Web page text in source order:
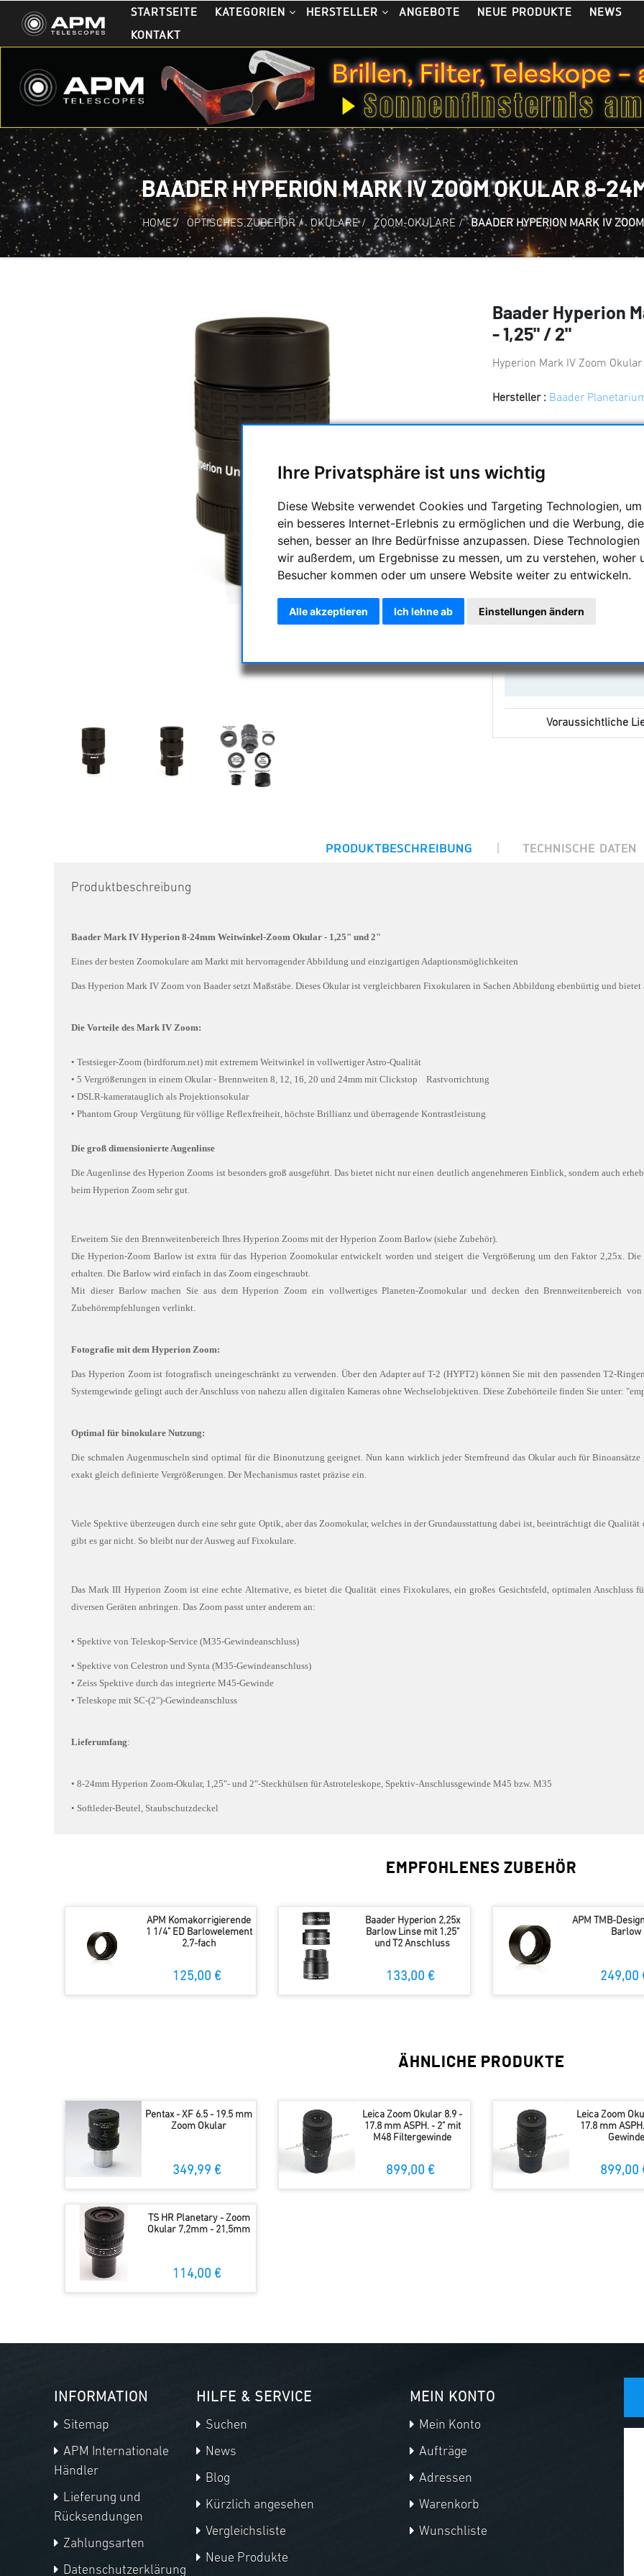
Ihre Privatsphäre ist uns wichtig
Diese Website verwendet Cookies und Targeting Technologien, um
ein besseres Internet-Erlebnis zu ermöglichen und die Werbung,
sehen, besser an Ihre Bedürfnisse anzupassen. Diese Technologien
wir außerdem, um Ergebnisse zu messen, um zu verstehen, woher
Besucher kommen oder um unsere Website weiter zu entwickeln.
Alle akzeptieren Ich lehne ab Einstellungen ändern
STARTSEITE KATEGORIEN HERSTELLER ANGEBOTE NEUE PRODUKTE
NEWS
KONTAKT
BAADER HYPERION MARK IV ZOOM OKULAR 8-
HOME / OPTISCHES ZUBEHÖR / OKULARE / ZOOM-OKULARE / BAADER HYPERION MARK IV
Baader Hyperion
- 1,25" / 2"
Hyperion Mark IV Zoom
Hersteller : Baader
Preis:275,00
Voraussichtliche
PRODUKTBESCHREIBUNG | TECHNISCHE DATEN
Produktbeschreibung
Baader Mark IV Hyperion 8-24mm Weitwinkel-Zoom Okular - 1,25" und 2"
Eines der besten Zoomokulare am Markt mit hervorragender Abbildung und einzigartigen Adaptionsmöglichkeiten
Das Hyperion Mark IV Zoom von Baader setzt Maßstäbe. Dieses Okular ist vergleichbaren Fixokularen in Sachen Abbildung ebenbürtig und
Die Vorteile des Mark IV Zoom:
• Testsieger-Zoom (birdforum.net) mit extremem Weitwinkel in vollwertiger Astro-Qualität
• 5 Vergrößerungen in einem Okular - Brennweiten 8, 12, 16, 20 und 24mm mit Clickstop Rastvorrichtung
• DSLR-kameratauglich als Projektionsokular
• Phantom Group Vergütung für völlige Reflexfreiheit, höchste Brillianz und überragende Kontrastleistung
Die groß dimensionierte Augenlinse
Die Augenlinse des Hyperion Zooms ist besonders groß ausgeführt. Das bietet nicht nur einen deutlich angenehmeren Einblick, sondern auch
beim Hyperion Zoom sehr gut.
Erweitern Sie den Brennweitenbereich Ihres Hyperion Zooms mit der Hyperion Zoom Barlow (siehe Zubehör).
Die Hyperion-Zoom Barlow ist extra für das Hyperion Zoomokular entwickelt worden und steigert die Vergrößerung um den Faktor 2,25x.
erhalten. Die Barlow wird einfach in das Zoom eingeschraubt.
Mit dieser Barlow machen Sie aus dem Hyperion Zoom ein vollwertiges Planeten-Zoomokular und decken den Brennweitenbereich
Zubehörempfehlungen verlinkt.
Fotografie mit dem Hyperion Zoom:
Das Hyperion Zoom ist fotografisch uneingeschränkt zu verwenden. Über den Adapter auf T-2 (HYPT2) können Sie mit den passenden T2-
Systemgewinde gelingt auch der Anschluss von nahezu allen digitalen Kameras ohne Wechselobjektiven. Diese Zubehörteile finden Sie unter:
Optimal für binokulare Nutzung:
Die schmalen Augenmuscheln sind optimal für die Binonutzung geeignet. Nun kann wirklich jeder Sternfreund das Okular auch für
exakt gleich definierte Vergrößerungen. Der Mechanismus rastet präzise ein.
Viele Spektive überzeugen durch eine sehr gute Optik, aber das Zoomokular, welches in der Grundausstattung dabei ist, beeinträchtigt die
gibt es gar nicht. So bleibt nur der Ausweg auf Fixokulare.
Das Mark III Hyperion Zoom ist eine echte Alternative, es bietet die Qualität eines Fixokulares, ein großes Gesichtsfeld, optimalen Anschluss
diversen Geräten anbringen. Das Zoom passt unter anderem an:
• Spektive von Teleskop-Service (M35-Gewindeanschluss)
• Spektive von Celestron und Synta (M35-Gewindeanschluss)
• Zeiss Spektive durch das integrierte M45-Gewinde
• Teleskope mit SC-(2")-Gewindeanschluss
Lieferumfang:
• 8-24mm Hyperion Zoom-Okular, 1,25"- und 2"-Steckhülsen für Astroteleskope, Spektiv-Anschlussgewinde M45 bzw. M35
• Softleder-Beutel, Staubschutzdeckel
EMPFOHLENES ZUBEHÖR
APM Komakorrigierende
1 1/4" ED Barlowelement
2,7-fach
125,00 €
Baader Hyperion 2,25x
Barlow Linse mit 1,25"
und T2 Anschluss
133,00 €
APM TMB-
Barlow
249,00
ÄHNLICHE PRODUKTE
Pentax - XF 6.5 - 19.5 mm
Zoom Okular
349,99 €
Leica Zoom Okular 8.9 -
17.8 mm ASPH. - 2" mit
M48 Filtergewinde
899,00 €
Leica Zoom
17.8 mm
Gewinde
899,00
TS HR Planetary - Zoom
Okular 7,2mm - 21,5mm
114,00 €
INFORMATION
Sitemap
APM Internationale
Händler
Lieferung und
Rücksendungen
Zahlungsarten
Datenschutzerklärung
HILFE & SERVICE
Suchen
News
Blog
Kürzlich angesehen
Vergleichsliste
Neue Produkte
MEIN KONTO
Mein Konto
Aufträge
Adressen
Warenkorb
Wunschliste